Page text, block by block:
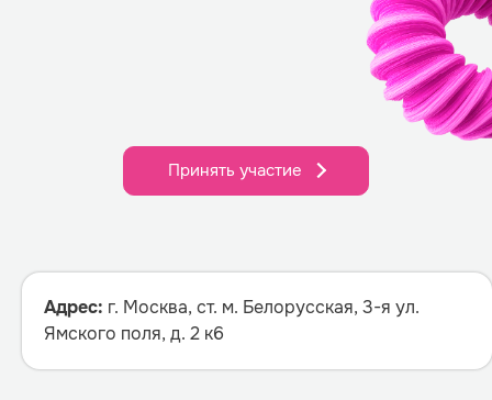
Принять участие
Адрес: г. Москва, ст. м. Белорусская, 3-я ул.
Ямского поля, д. 2 к6